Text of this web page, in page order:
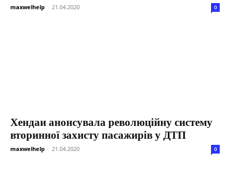
maxwelhelp - 21.04.2020 0
Хендаи анонсувала революційну систему
вторинної захисту пасажирів у ДТП
maxwelhelp - 21.04.2020 0